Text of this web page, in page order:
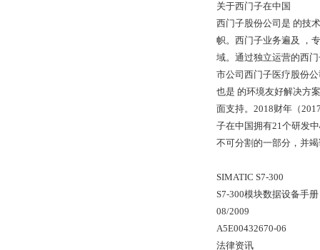
关于西门子在中国
西门子股份公司是 的技
帜。西门子业务遍及 ，
域。通过独立运营的西
市公司西门子医疗股份
也是 的环境友好解决方
面支持。2018财年（
子在中国拥有21个研发
不可分割的一部分，并
SIMATIC S7-300
S7-300模块数据设备手册
08/2009
A5E00432670-06
法律资讯